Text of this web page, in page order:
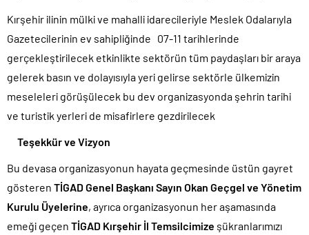
Kırşehir ilinin mülki ve mahalli idarecileriyle Meslek Odalarıyla
Gazetecilerinin ev sahipliğinde 07-11 tarihlerinde
gerçekleştirilecek etkinlikte sektörün tüm paydaşları bir araya
gelerek basın ve dolayısıyla yeri gelirse sektörle ülkemizin
meseleleri görüşülecek bu dev organizasyonda şehrin tarihi
ve turistik yerleri de misafirlere gezdirilecek
Teşekkür ve Vizyon
Bu devasa organizasyonun hayata geçmesinde üstün gayret
gösteren TİGAD Genel Başkanı Sayın Okan Geçgel ve Yönetim
Kurulu Üyelerine, ayrıca organizasyonun her aşamasında
emeği geçen TİGAD Kırşehir İl Temsilcimize şükranlarımızı